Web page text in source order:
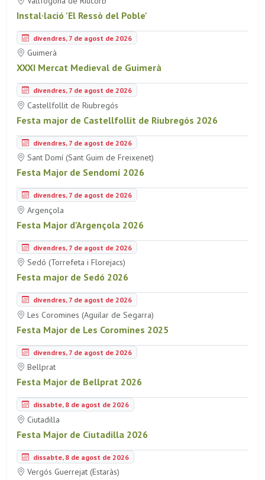
Instal·lació 'El Ressò del Poble'
divendres, 7 de agost de 2026
Guimerà
XXXI Mercat Medieval de Guimerà
divendres, 7 de agost de 2026
Castellfollit de Riubregós
Festa major de Castellfollit de Riubregós 2026
divendres, 7 de agost de 2026
Sant Domí (Sant Guim de Freixenet)
Festa Major de Sendomí 2026
divendres, 7 de agost de 2026
Argençola
Festa Major d'Argençola 2026
divendres, 7 de agost de 2026
Sedó (Torrefeta i Florejacs)
Festa major de Sedó 2026
divendres, 7 de agost de 2026
Les Coromines (Aguilar de Segarra)
Festa Major de Les Coromines 2025
divendres, 7 de agost de 2026
Bellprat
Festa Major de Bellprat 2026
dissabte, 8 de agost de 2026
Ciutadilla
Festa Major de Ciutadilla 2026
dissabte, 8 de agost de 2026
Vergós Guerrejat (Estaràs)